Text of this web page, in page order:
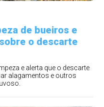
de bueiros e
o descarte
e alerta que o descarte
alagamentos e outros